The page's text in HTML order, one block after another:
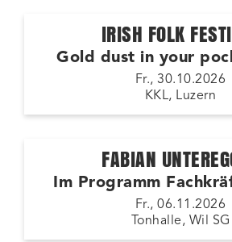
IRISH FOLK
Gold dust in your
Fr., 30.10.2026
KKL, Luzern
FABIAN
Im Programm
Fr., 06.11.2026
Tonhalle, Wil SG